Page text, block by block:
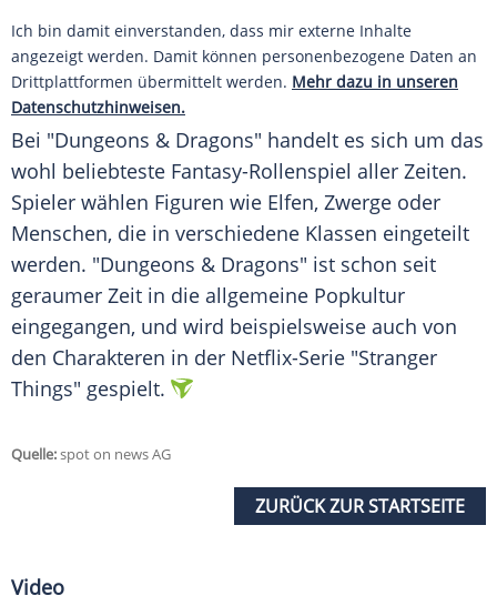
Ich bin damit einverstanden, dass mir externe Inhalte
angezeigt werden. Damit können personenbezogene Daten an
Drittplattformen übermittelt werden. Mehr dazu in unseren
Datenschutzhinweisen.
Bei "Dungeons & Dragons" handelt es sich um das
wohl beliebteste Fantasy-Rollenspiel aller Zeiten.
Spieler wählen Figuren wie Elfen, Zwerge oder
Menschen, die in verschiedene Klassen eingeteilt
werden. "Dungeons & Dragons" ist schon seit
geraumer Zeit in die allgemeine Popkultur
eingegangen, und wird beispielsweise auch von
den Charakteren in der Netflix-Serie "Stranger
Things" gespielt.
Quelle:spot on news AG
ZURÜCK ZUR STARTSEITE
Video